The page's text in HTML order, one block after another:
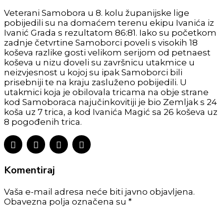
Veterani Samobora u 8. kolu županijske lige
pobijedili su na domaćem terenu ekipu Ivanića iz
Ivanić Grada s rezultatom 86:81. Iako su početkom
zadnje četvrtine Samoborci poveli s visokih 18
koševa razlike gosti velikom serijom od petnaest
koševa u nizu doveli su završnicu utakmice u
neizvjesnost u kojoj su ipak Samoborci bili
prisebniji te na kraju zasluženo pobijedili. U
utakmici koja je obilovala tricama na obje strane
kod Samoboraca najučinkovitiji je bio Zemljak s 24
koša uz 7 trica, a kod Ivanića Magić sa 26 koševa uz
8 pogođenih trica.
Komentiraj
Vaša e-mail adresa neće biti javno objavljena.
Obavezna polja označena su *